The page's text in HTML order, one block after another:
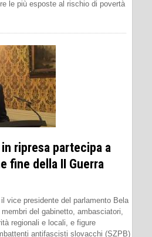
le più esposte al rischio di povertà
ripresa partecipa a
fine della II Guerra
vice presidente del parlamento Bela
del gabinetto, ambasciatori,
regionali e locali, e figure
antifascisti slovacchi (SZPB)